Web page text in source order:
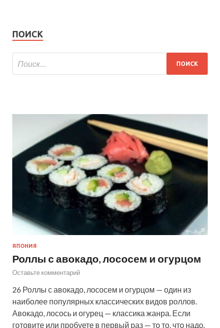
ПОИСК
ЯПОНИЯ
Роллы с авокадо, лососем и огурцом
Оставьте комментарий
26 Роллы с авокадо, лососем и огурцом — один из
наиболее популярных классических видов роллов.
Авокадо, лосось и огурец — классика жанра. Если
готовите или пробуете в первый раз — то то, что надо.